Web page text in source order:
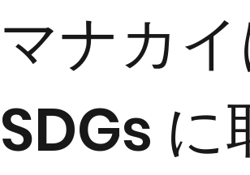
マナカ
SDGs に